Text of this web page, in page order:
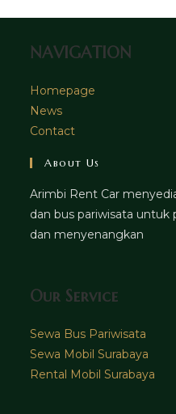
tab
NAVIGATION
Homepage
News
Contact
About Us
Arimbi Rent Car
dan bus pariwisata untuk
dan menyenangkan
Our Service
Sewa Bus Pariwisata
Sewa Mobil Surabaya
Rental Mobil Surabaya